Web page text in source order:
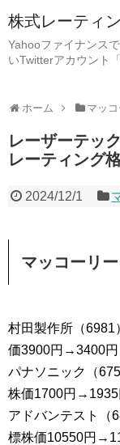
株式レーティ
Yahooファイナンス
いTwitterアカウント
ホーム マッ
レーザーテッ
レーティング
2024/12/1
マッコーリ
村田製作所（
価3900円→3400円
パナソニック（
株価1700円→1935
アドバンテスト
標株価10550円